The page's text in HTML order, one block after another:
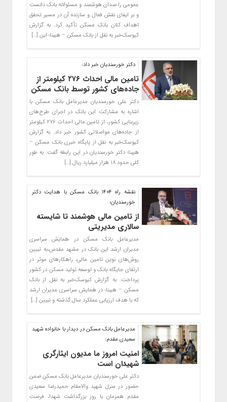
عمومی را صدای هوشمند و مسئولانه بانک دانست
و بر ایفای نقش فعال و سازنده آن در مسیر تحقق
اهداف کلان بانک مسکن تأکید کرد. به گزارش
کیوسک‌خبر به نقل از بانک مسکن – هیبنا؛ این […]
دکتر خورسندیان خبر داد:
تامین مالی احداث ۲۷۶ کیلومتر از
جاده‌های کشور توسط بانک مسکن
دکتر علی خورسندیان مدیرعامل بانک مسکن با
اشاره به مشارکت این بانک در اجرای طرح‌های
زیربنایی کشور، از تامین مالی احداث ۲۷۶ کیلومتر
از جاده‌های مواصلاتی کشور خبر داد. به گزارش
کیوسک‌خبر به نقل از پایگاه خبری بانک مسکن –
هیبنا؛ دکتر خورسندیان در این رابطه گفت: به طور
کلی حدود ۱۸ هزار میلیارد ریال […]
نقشه راه ۱۴۰۴ بانک مسکن با هدایت دکتر
خورسندیان؛
از تامین مالی هوشمند تا شایسته
سالاری مدیریتی
مدیرعامل بانک مسکن در همایش سراسری
مدیران ارشد این بانک در مشهد مقدس،به تبیین
روش‌های نوین تامین مالی، راهکارهای موثر در
ارتقای جایگاه بانک و توسعه تولید مسکن در کشور
پرداخت. به گزارش کیوسک‌خبر به نقل از بانک
مسکن – هیبنا؛ در همایش سراسری مدیران ارشد
که با هدف ارزیابی عملکرد سال گذشته و تبیین […]
مدیرعامل بانک مسکن در دیدار با خانواده شهید
سعیدی مقدم:
امنیت امروز ما مدیون ایثارگری
شهیدان است
دکتر علی خورسندیان مدیرعامل بانک مسکن ضمن
حضور در منزل شهید والامقام حمیدرضا سعیدی
مقدم همزمان با روز بزرگداشت شهدا، فرصت